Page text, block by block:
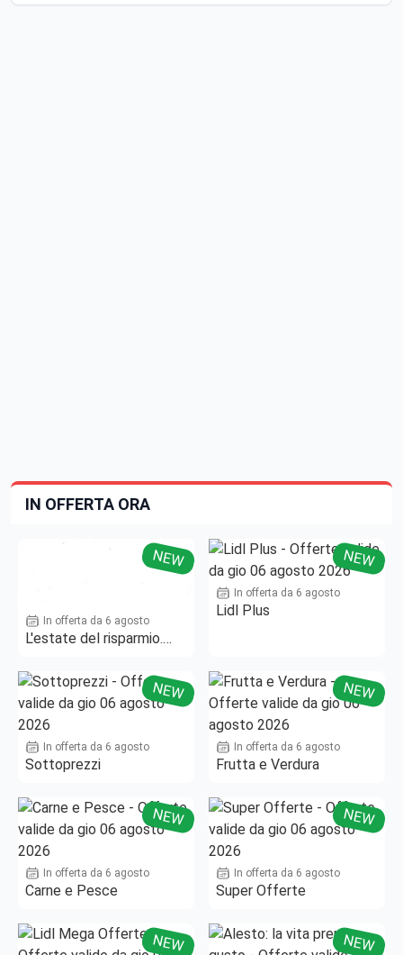
IN OFFERTA ORA
NEW
In offerta da 6 agosto
L'estate del risparmio.
NEW
In offerta da 6 agosto
Lidl Plus
NEW
In offerta da 6 agosto
Sottoprezzi
NEW
In offerta da 6 agosto
Frutta e Verdura
NEW
In offerta da 6 agosto
Carne e Pesce
NEW
In offerta da 6 agosto
Super Offerte
NEW NEW